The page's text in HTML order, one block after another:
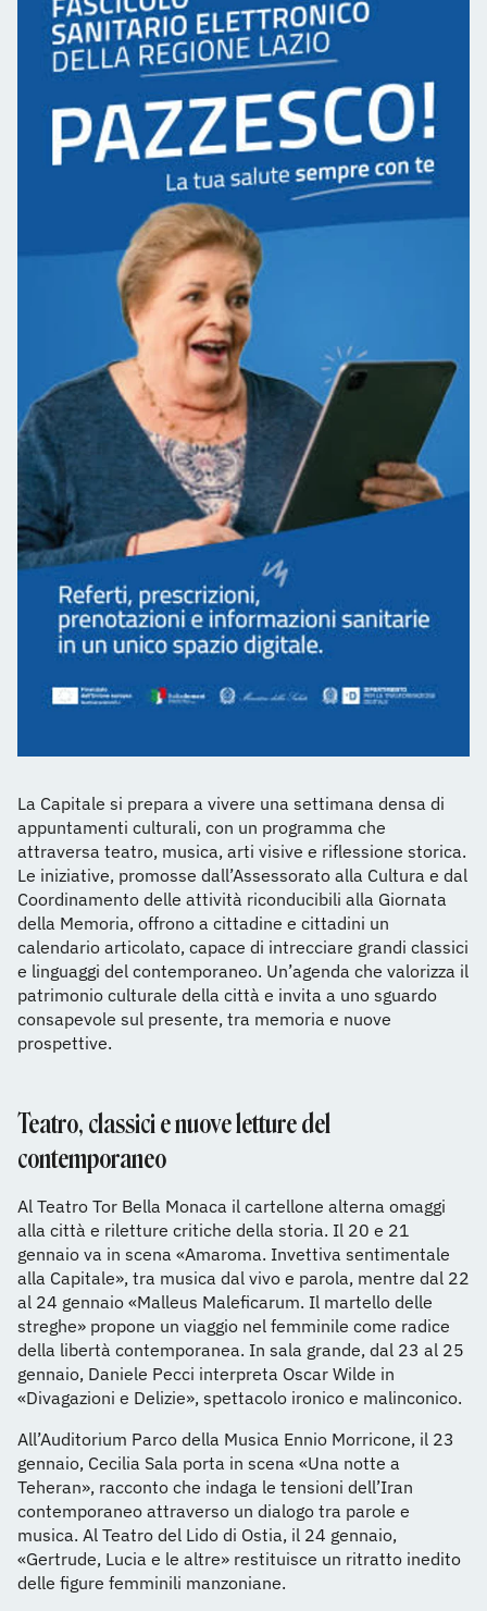
La Capitale si prepara a vivere una settimana densa di
appuntamenti culturali, con un programma che
attraversa teatro, musica, arti visive e riflessione storica.
Le iniziative, promosse dall’Assessorato alla Cultura e dal
Coordinamento delle attività riconducibili alla Giornata
della Memoria, offrono a cittadine e cittadini un
calendario articolato, capace di intrecciare grandi classici
e linguaggi del contemporaneo. Un’agenda che valorizza il
patrimonio culturale della città e invita a uno sguardo
consapevole sul presente, tra memoria e nuove
prospettive.
Teatro, classici e nuove letture del
contemporaneo
Al Teatro Tor Bella Monaca il cartellone alterna omaggi
alla città e riletture critiche della storia. Il 20 e 21
gennaio va in scena «Amaroma. Invettiva sentimentale
alla Capitale», tra musica dal vivo e parola, mentre dal 22
al 24 gennaio «Malleus Maleficarum. Il martello delle
streghe» propone un viaggio nel femminile come radice
della libertà contemporanea. In sala grande, dal 23 al 25
gennaio, Daniele Pecci interpreta Oscar Wilde in
«Divagazioni e Delizie», spettacolo ironico e malinconico.
All’Auditorium Parco della Musica Ennio Morricone, il 23
gennaio, Cecilia Sala porta in scena «Una notte a
Teheran», racconto che indaga le tensioni dell’Iran
contemporaneo attraverso un dialogo tra parole e
musica. Al Teatro del Lido di Ostia, il 24 gennaio,
«Gertrude, Lucia e le altre» restituisce un ritratto inedito
delle figure femminili manzoniane.